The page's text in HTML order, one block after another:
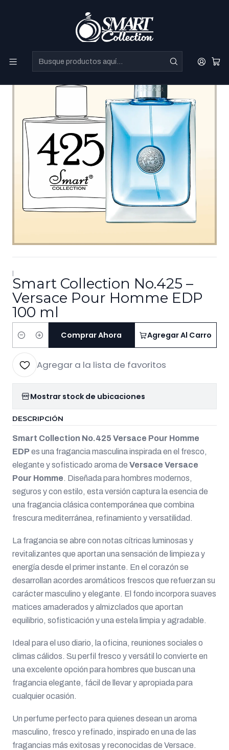
|
Smart Collection No.425 –
Versace Pour Homme EDP
100 ml
Cantidad
Agregar Al Carro
Comprar Ahora
Agregar a la lista de favoritos
Mostrar stock de ubicaciones
DESCRIPCIÓN
Smart Collection No.425 Versace Pour Homme
EDPes una fragancia masculina inspirada en el fresco,
elegante y sofisticado aroma de Versace Versace
Pour Homme. Diseñada para hombres modernos,
seguros y con estilo, esta versión captura la esencia de
una fragancia clásica contemporánea que combina
frescura mediterránea, refinamiento y versatilidad.
La fragancia se abre con notas cítricas luminosas y
revitalizantes que aportan una sensación de limpieza y
energía desde el primer instante. En el corazón se
desarrollan acordes aromáticos frescos que refuerzan su
carácter masculino y elegante. El fondo incorpora suaves
matices amaderados y almizclados que aportan
equilibrio, sofisticación y una estela limpia y agradable.
Ideal para el uso diario, la oficina, reuniones sociales o
climas cálidos. Su perfil fresco y versátil lo convierte en
una excelente opción para hombres que buscan una
fragancia elegante, fácil de llevar y apropiada para
cualquier ocasión.
Un perfume perfecto para quienes desean un aroma
masculino, fresco y refinado, inspirado en una de las
fragancias más exitosas y reconocidas de Versace.